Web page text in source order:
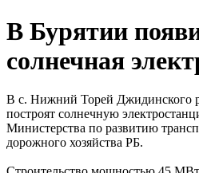
В Бурятии
солнечная
В с. Нижний Торей Джидинского
построят солнечную
Министерства по развитию
дорожного хозяйства РБ.